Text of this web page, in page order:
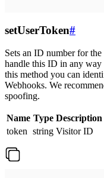
setUserToken#
Sets an ID number for
handle this ID in any way
this method you can
Webhooks. We
spoofing.
Name Type Description
token string Visitor ID